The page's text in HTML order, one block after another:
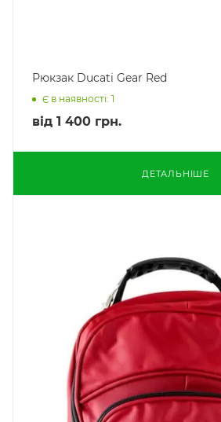
Рюкзак Ducati Gear Red
Є в наявності: 1
від 1 400 грн.
ДЕТАЛЬНІШЕ